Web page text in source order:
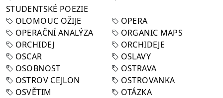
STUDENTSKÉ POEZIE
OLOMOUC OŽIJE
OPERA
OPERAČNÍ ANALÝZA
ORGANIC MAPS
ORCHIDEJ
ORCHIDEJE
OSCAR
OSLAVY
OSOBNOST
OSTRAVA
OSTROV CEJLON
OSTROVANKA
OSVĚTIM
OTÁZKA